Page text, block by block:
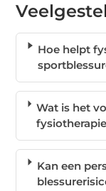
Hoe helpt
Wat is het
Kan een